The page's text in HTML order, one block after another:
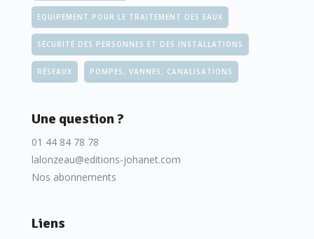
EQUIPEMENT POUR LE TRAITEMENT DES EAUX
SÉCURITÉ DES PERSONNES ET DES INSTALLATIONS
RÉSEAUX POMPES, VANNES, CANALISATIONS
Une question ?
01 44 84 78 78
lalonzeau@editions-johanet.com
Nos abonnements
Liens